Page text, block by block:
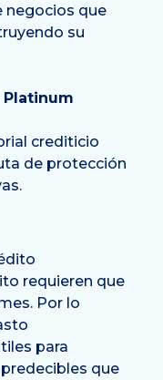
negocios que
su
crediticio
de protección
requieren que
Por lo
para
que